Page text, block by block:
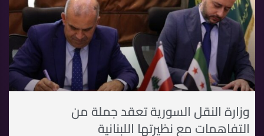
وزارة النقل السورية تعقد جملة من
التفاهمات مع نظيرتها اللبنانية